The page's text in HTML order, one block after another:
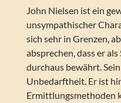
John Nielsen ist ein
unsympathischer
sich sehr in Grenzen,
absprechen, dass er
durchaus bewährt.
Unbedarftheit. Er ist
Ermittlungsmethoden